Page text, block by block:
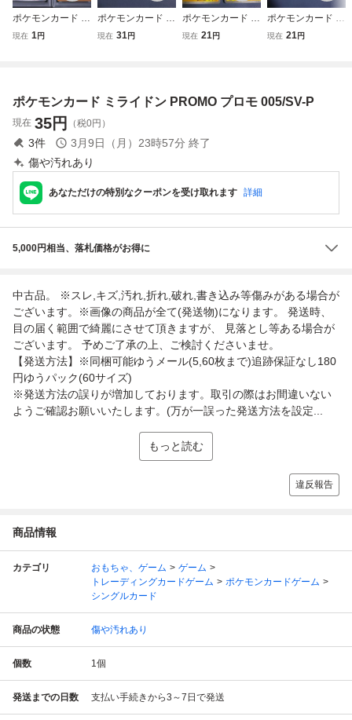
ポケモンカード ピ
カチュウ SV-P プ
現在 1円
ポケモンカード ピ
カチュウ 120/SV-
現在 31円
ポケモンカード ピ
カチュウ 120/SV-
現在 21円
ポケモンカード ピ
カチュウ げきとう
現在 21円
ポケモンカード ミライドン PROMO プロモ 005/SV-P
現在 35円 （税0円）
3件 3月9日（月）23時57分 終了
傷や汚れあり
あなただけの特別なクーポンを受け取れます 詳細
5,000円相当、落札価格がお得に
中古品。 ※スレ,キズ,汚れ,折れ,破れ,書き込み等傷みがある場合が
ございます。※画像の商品が全て(発送物)になります。 発送時、
目の届く範囲で綺麗にさせて頂きますが、 見落とし等ある場合が
ございます。 予めご了承の上、ご検討くださいませ。
【発送方法】※同梱可能ゆうメール(5,60枚まで)追跡保証なし180
円ゆうパック(60サイズ)
※発送方法の誤りが増加しております。取引の際はお間違いない
ようご確認お願いいたします。(万が一誤った発送方法を設定...
もっと読む
違反報告
商品情報
カテゴリ おもちゃ、ゲーム
ゲーム
トレーディングカードゲーム
ポケモンカードゲーム
シングルカード
商品の状態 傷や汚れあり
個数 1個
発送までの日数 支払い手続きから3～7日で発送